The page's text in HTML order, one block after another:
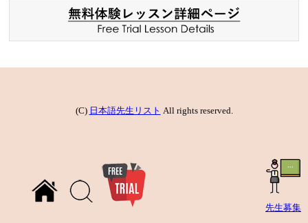
先生募集
(C) 日本語先生リスト All rights reserved.